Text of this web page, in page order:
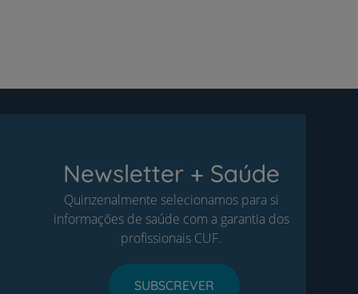
Newsletter + Saúde
Quinzenalmente selecionamos para si
informações de saúde com a garantia dos
profissionais CUF.
SUBSCREVER